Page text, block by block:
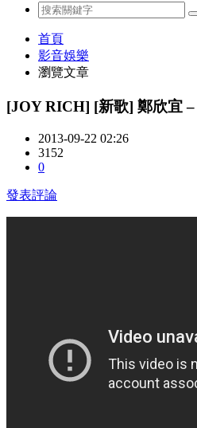
首頁
影音娛樂
瀏覽文章
[JOY RICH] [新歌] 鄭欣宜
2013-09-22 02:26
3152
0
發表評論